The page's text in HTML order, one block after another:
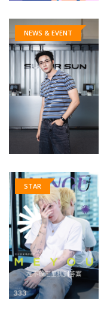
NEWS & EVENT
STAR